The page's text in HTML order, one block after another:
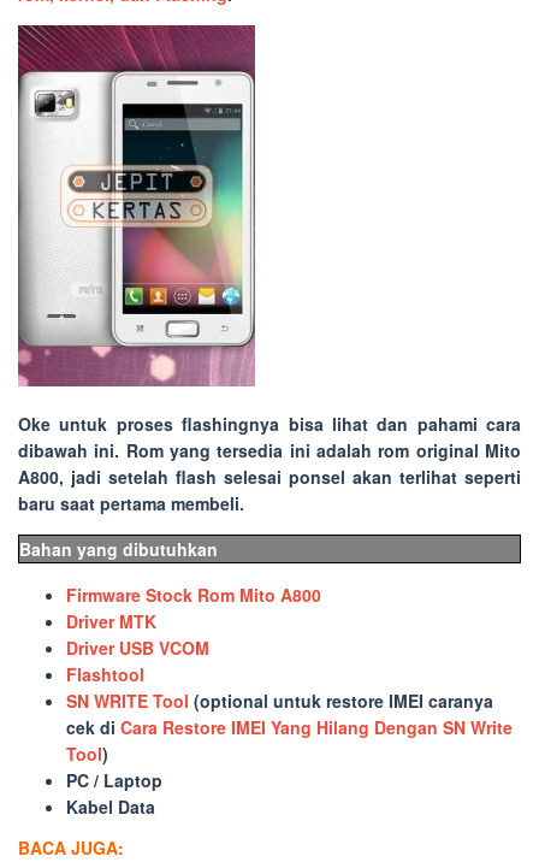
Oke untuk proses flashingnya bisa lihat dan pahami cara
dibawah ini. Rom yang tersedia ini adalah rom original Mito
A800, jadi setelah flash selesai ponsel akan terlihat seperti
baru saat pertama membeli.
Bahan yang dibutuhkan
Firmware Stock Rom Mito A800
Driver MTK
Driver USB VCOM
Flashtool
SN WRITE Tool (optional untuk restore IMEI caranya
cek di Cara Restore IMEI Yang Hilang Dengan SN Write
Tool)
PC / Laptop
Kabel Data
BACA JUGA: